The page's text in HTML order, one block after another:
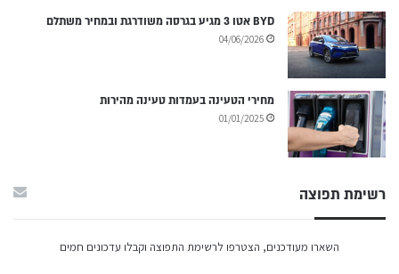
BYD אטו 3 מגיע בגרסה משודרגת ובמחיר משתלם
04/06/2026
מחירי הטעינה בעמדות טעינה מהירות
01/01/2025
רשימת תפוצה
השארו מעודכנים, הצטרפו לרשימת התפוצה וקבלו עדכונים חמים